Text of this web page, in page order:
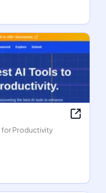
for Productivity